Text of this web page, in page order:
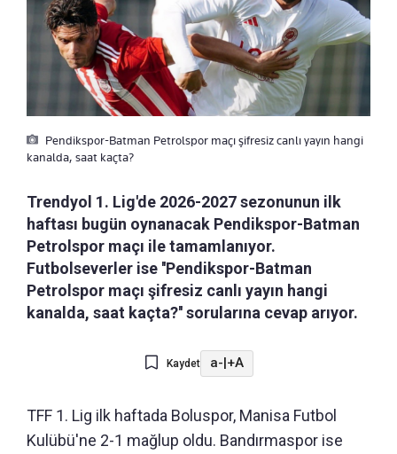
Pendikspor-Batman Petrolspor maçı şifresiz canlı yayın hangi
kanalda, saat kaçta?
Trendyol 1. Lig'de 2026-2027 sezonunun ilk
haftası bugün oynanacak Pendikspor-Batman
Petrolspor maçı ile tamamlanıyor.
Futbolseverler ise ''Pendikspor-Batman
Petrolspor maçı şifresiz canlı yayın hangi
kanalda, saat kaçta?'' sorularına cevap arıyor.
Kaydet a-|+A
TFF 1. Lig ilk haftada Boluspor, Manisa Futbol
Kulübü'ne 2-1 mağlup oldu. Bandırmaspor ise